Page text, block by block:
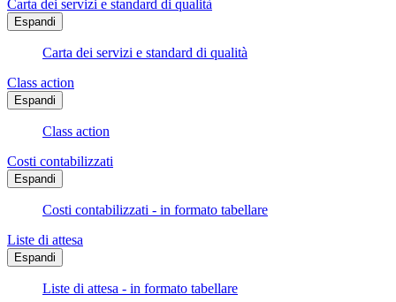
Carta dei servizi e standard di qualità
Espandi
Carta dei servizi e standard di qualità
Class action
Espandi
Class action
Costi contabilizzati
Espandi
Costi contabilizzati - in formato tabellare
Liste di attesa
Espandi
Liste di attesa - in formato tabellare